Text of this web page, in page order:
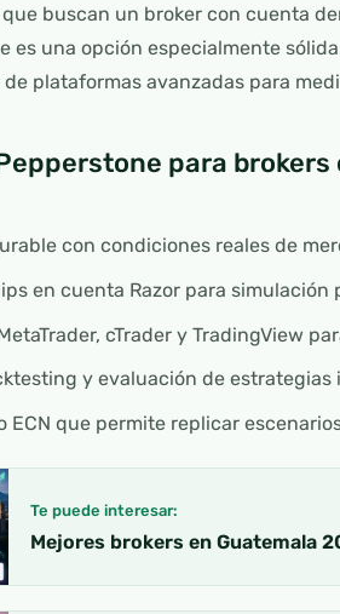
buscan un broker con cuenta
es una opción especialmente
plataformas avanzadas para
para
con condiciones reales de
en cuenta Razor para simulación
cTrader y TradingView
y evaluación de
ECN que permite replicar
Te puede interesar:
Mejores brokers en Guatemala